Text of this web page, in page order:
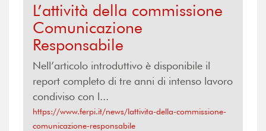
L’attività della commissione
Comunicazione
Responsabile
Nell’articolo introduttivo è disponibile il
report completo di tre anni di intenso lavoro
condiviso con l...
https://www.ferpi.it/news/lattivita-della-commissione-
comunicazione-responsabile